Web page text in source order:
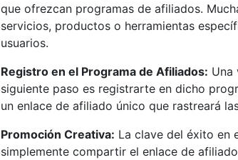
que ofrezcan programas de afiliados.
servicios, productos o herramientas
usuarios.
Registro en el Programa de Afiliados: Una
siguiente paso es registrarte en dicho
un enlace de afiliado único que rastreará
Promoción Creativa: La clave del éxito en
simplemente compartir el enlace de